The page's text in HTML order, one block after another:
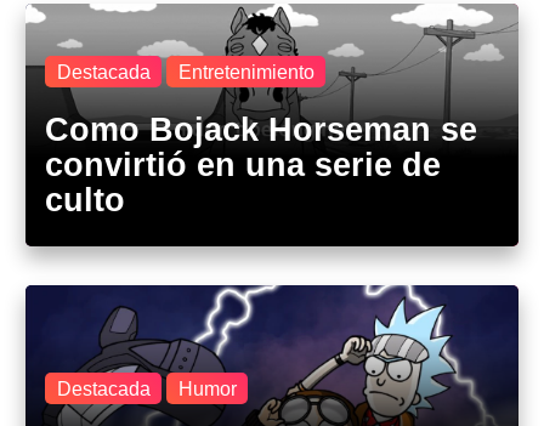
Destacada Entretenimiento
Como Bojack Horseman se
convirtió en una serie de
culto
Destacada Humor